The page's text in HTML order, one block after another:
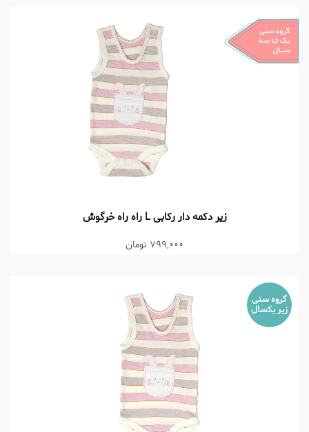
زیر دکمه دار رکابی L راه راه خرگوش
799,000 تومان
گروه سنی
زیر یکسال